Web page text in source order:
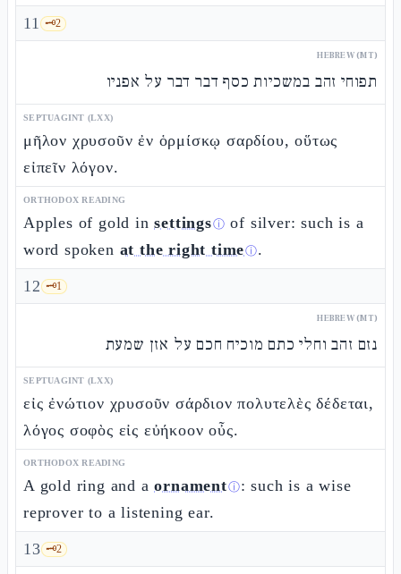
11 🗝️2
HEBREW (MT)
תפוחי זהב במשכיות כסף דבר דבר על אפניו
SEPTUAGINT (LXX)
μῆλον χρυσοῦν ἐν ὁρμίσκῳ σαρδίου, οὕτως
εἰπεῖν λόγον.
ORTHODOX READING
Apples of gold insettingsⓘ of silver: such is a
word spoken at the right timeⓘ.
12 🗝️1
HEBREW (MT)
נזם זהב וחלי כתם מוכיח חכם על אזן שמעת
SEPTUAGINT (LXX)
εἰς ἐνώτιον χρυσοῦν σάρδιον πολυτελὲς δέδεται,
λόγος σοφὸς εἰς εὐήκοον οὖς.
ORTHODOX READING
A gold ring and aornamentⓘ: such is a wise
reprover to a listening ear.
13 🗝️2